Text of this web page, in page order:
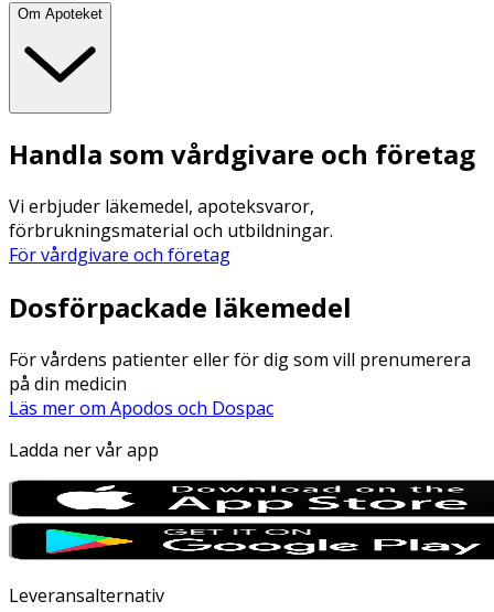
Om Apoteket
Handla som vårdgivare och företag
Vi erbjuder läkemedel, apoteksvaror,
förbrukningsmaterial och utbildningar.
För vårdgivare och företag
Dosförpackade läkemedel
För vårdens patienter eller för dig som vill prenumerera
på din medicin
Läs mer om Apodos och Dospac
Ladda ner vår app
Leveransalternativ